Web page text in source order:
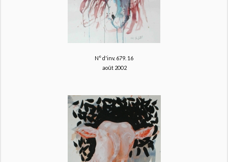
N° d'inv. 679. 16
août 2002